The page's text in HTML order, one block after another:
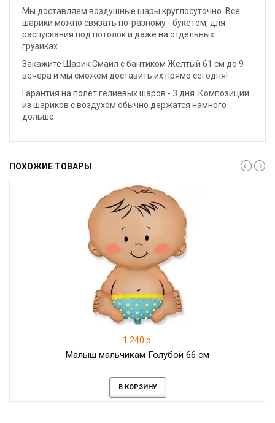
Мы доставляем воздушные шары круглосуточно. Все
шарики можно связать по-разному - букетом, для
распускания под потолок и даже на отдельных
грузиках.
Закажите Шарик Смайл с бантиком Желтый 61 см до 9
вечера и мы сможем доставить их прямо сегодня!
Гарантия на полёт гелиевых шаров - 3 дня. Композиции
из шариков с воздухом обычно держатся намного
дольше.
ПОХОЖИЕ ТОВАРЫ
1 240 р.
Малыш мальчикам Голубой 66 см
В КОРЗИНУ